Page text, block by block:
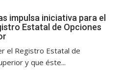
impulsa iniciativa para el
Estatal de Opciones
el Registro Estatal de
y que éste...